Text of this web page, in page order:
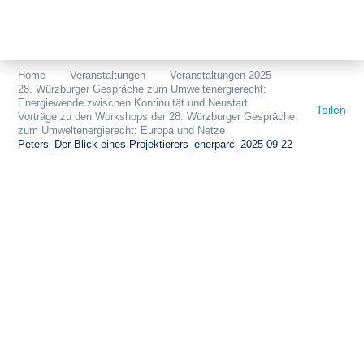
Europa
Flächen
Publikationen
News
Home Veranstaltungen
Veranstaltungen 2025
28. Würzburger Gespräche zum Umweltenergierecht:
Energiewende zwischen Kontinuität und Neustart
Vorträge zu den Workshops der 28. Würzburger Gespräche
zum Umweltenergierecht: Europa und Netze
Peters_Der Blick eines Projektierers_enerparc_2025-09-22
Teilen